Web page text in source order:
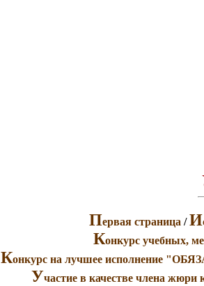
Первая страница / И
Конкурс учебных,
Конкурс на лучшее исполнение
Участие в качестве члена жюри